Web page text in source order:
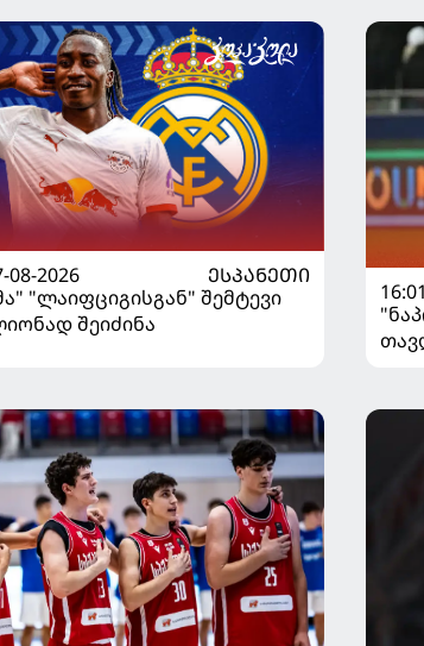
08-2026
ᲔᲡᲞᲐᲜᲔᲗᲘ
"ლაიფციგისგან" შემტევი
შეიძინა